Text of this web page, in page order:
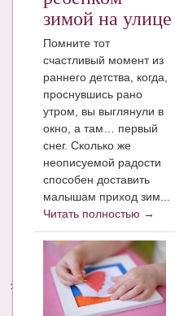
ПСИХОЛОГИЯ
ЗДОРОВЬЕ
КОНКУРСЫ
СООБЩЕСТВА
БЛОГИ
БЕРЕМЕННОСТЬ
Календарь беременности
Энциклопедия
зимой на улице
Помните тот
счастливый момент из
раннего детства, когда,
проснувшись рано
утром, вы выглянули в
окно, а там… первый
снег. Сколько же
неописуемой радости
способен доставить
малышам приход зим...
Читать полностью →